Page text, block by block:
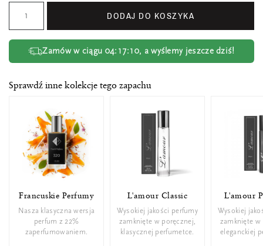
DODAJ DO KOSZYKA
Zamów w ciągu 04:17:09, a wyślemy jeszcze dziś!
Sprawdź inne kolekcje tego zapachu
Francuskie Perfumy
Nasza klasyczna wersja
perfum z 22%
zaperfumowaniem.
L'amour Classic
Wysokiej jakości perfumy
zamknięte w poręcznej,
klasycznej perfumetce.
L'amour
Wysokiej
zamknięte w
eleganckiej